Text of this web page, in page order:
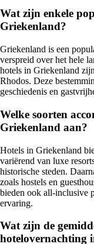
Wat zijn enkele
Griekenland?
Griekenland is een
verspreid over het hele
hotels in Griekenland
Rhodos. Deze
geschiedenis en
Welke soorten
Griekenland aan?
Hotels in Griekenland
variërend van luxe
historische steden.
zoals hostels en
bieden ook all-inclusive
ervaring.
Wat zijn de
hotelovernachting